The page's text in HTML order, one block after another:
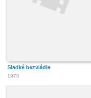
Sladké bezvládie
1978